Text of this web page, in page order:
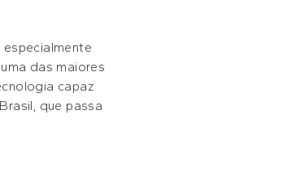
das maiores
capaz
que passa